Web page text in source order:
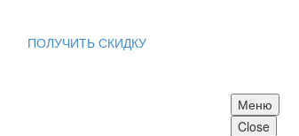
ПОЛУЧИТЬ СКИДКУ
Меню
Close